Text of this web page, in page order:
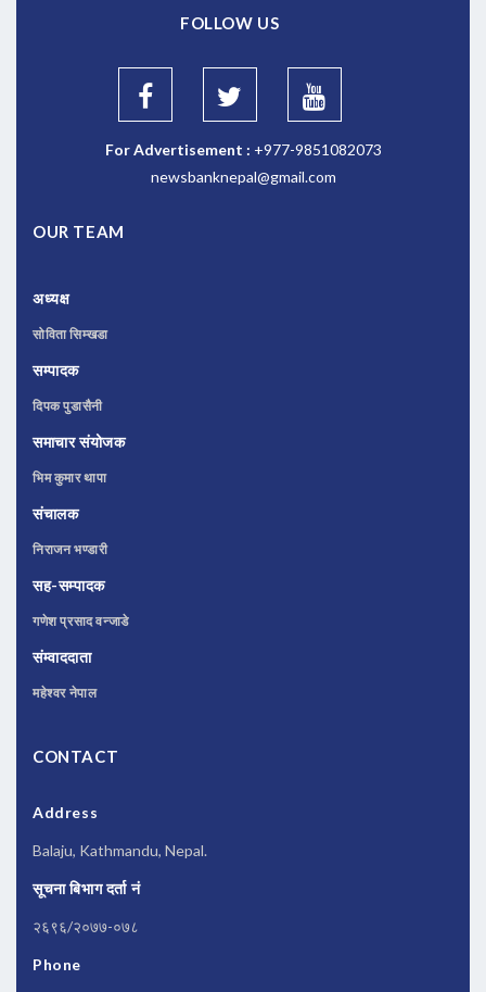
FOLLOW US
For Advertisement : +977-9851082073
newsbanknepal@gmail.com
OUR TEAM
अध्यक्ष
सोविता सिम्खडा
सम्पादक
दिपक पुडासैनी
समाचार संयोजक
भिम कुमार थापा
संचालक
निराजन भण्डारी
सह-सम्पादक
गणेश प्रसाद वन्जाडे
संम्वाददाता
महेश्वर नेपाल
CONTACT
Address
Balaju, Kathmandu, Nepal.
सूचना बिभाग दर्ता नं
२६९६/२०७७-०७८
Phone